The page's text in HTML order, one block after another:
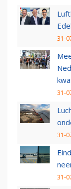
31-
31-
31-
31-